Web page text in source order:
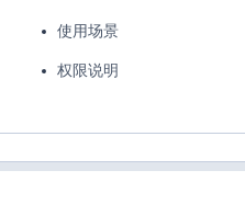
使用场景
权限说明